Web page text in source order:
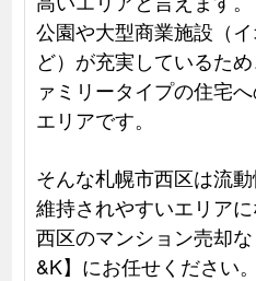
公園や大型商業施設（
ど）が充実しているた
ァミリータイプの住宅
エリアです。
そんな札幌市西区は流
維持されやすいエリアに
西区のマンション売却
&K】にお任せください。